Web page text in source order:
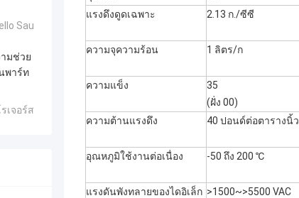
Sau
มช่วย
พาร์ท
เจอร์ส
แรงดึงดูดเฉพาะ
2.13 ก./ซีซี
ความจุความร้อน
1 ลิตร/ก
ความแข็ง
35
(ฝั่ง 00)
ความต้านแรงดึง
40 ปอนด์ต่อตารางนิ้ว
อุณหภูมิใช้งานต่อเนื่อง
-50 ถึง 200 ℃
แรงดันพังทลายของไดอิเล็ก >1500~>5500 VAC